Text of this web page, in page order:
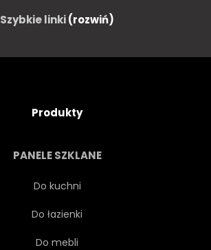
Szybkie linki(rozwiń)
Produkty
PANELE SZKLANE
Do kuchni
Do łazienki
Do mebli